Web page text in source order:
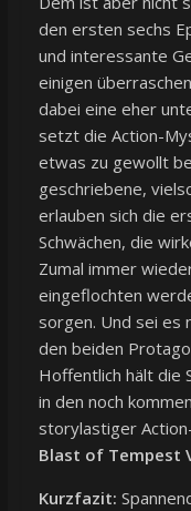
den ersten sechs
und interessante
einigen
dabei eine eher
setzt die Action-
etwas zu gewollt
geschriebene,
erlauben sich die
Schwächen, die
Zumal immer
eingeflochten
sorgen. Und sei es
den beiden
Hoffentlich hält die
in den noch
storylastiger
Blast of Tempest
Kurzfazit: